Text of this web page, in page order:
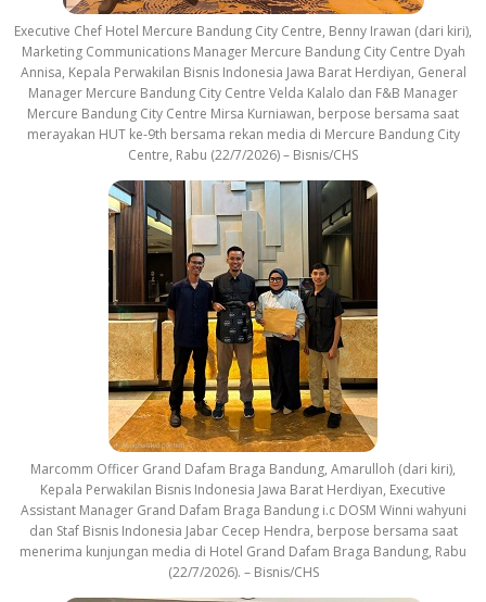
Executive Chef Hotel Mercure Bandung City Centre, Benny Irawan (dari kiri),
Marketing Communications Manager Mercure Bandung City Centre Dyah
Annisa, Kepala Perwakilan Bisnis Indonesia Jawa Barat Herdiyan, General
Manager Mercure Bandung City Centre Velda Kalalo dan F&B Manager
Mercure Bandung City Centre Mirsa Kurniawan, berpose bersama saat
merayakan HUT ke-9th bersama rekan media di Mercure Bandung City
Centre, Rabu (22/7/2026) – Bisnis/CHS
Marcomm Officer Grand Dafam Braga Bandung, Amarulloh (dari kiri),
Kepala Perwakilan Bisnis Indonesia Jawa Barat Herdiyan, Executive
Assistant Manager Grand Dafam Braga Bandung i.c DOSM Winni wahyuni
dan Staf Bisnis Indonesia Jabar Cecep Hendra, berpose bersama saat
menerima kunjungan media di Hotel Grand Dafam Braga Bandung, Rabu
(22/7/2026). – Bisnis/CHS